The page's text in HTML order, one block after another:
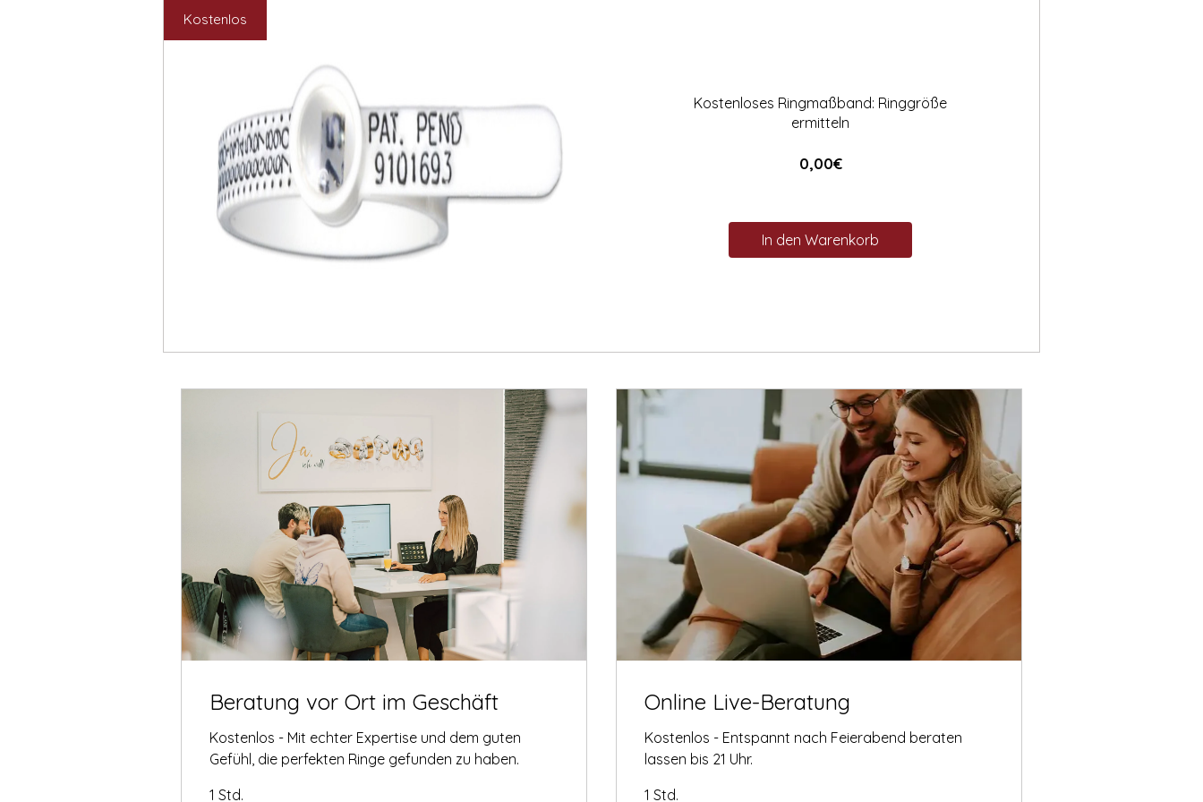
Kostenlos
Kostenloses Ringmaßband: Ringgröße
ermitteln
0,00€Preis
In den Warenkorb
Beratung vor Ort im Geschäft
Kostenlos - Mit echter Expertise und dem guten
Gefühl, die perfekten Ringe gefunden zu haben.
1 Std.
Online Live-Beratung
Kostenlos - Entspannt nach Feierabend beraten
lassen bis 21 Uhr.
1 Std.